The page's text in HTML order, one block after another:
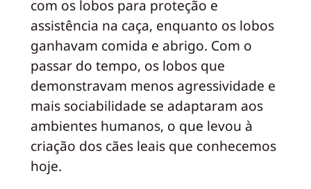
com os lobos para proteção e
assistência na caça, enquanto os lobos
ganhavam comida e abrigo. Com o
passar do tempo, os lobos que
demonstravam menos agressividade e
mais sociabilidade se adaptaram aos
ambientes humanos, o que levou à
criação dos cães leais que conhecemos
hoje.